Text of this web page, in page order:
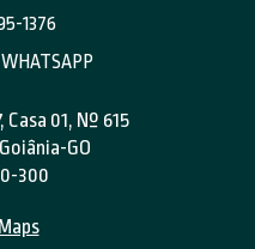
1376
WHATSAPP
Casa 01, Nº 615
GO
300